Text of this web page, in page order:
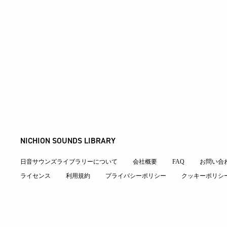
NICHION SOUNDS LIBRARY
日音サウンズライブラリーについて 会社概要 FAQ
お問い合
ライセンス
利用規約 プライバシーポリシー クッキーポリシ